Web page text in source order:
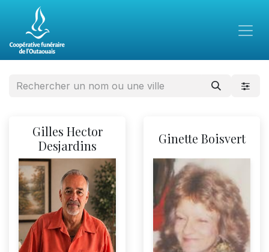
Gilles Hector
Desjardins
Ginette Boisvert